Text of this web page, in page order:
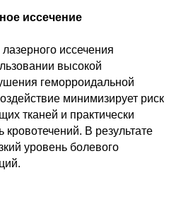
иссечение
иссечения
высокой
геморроидальной
минимизирует риск
тканей и практически
кровотечений. В результате
уровень болевого